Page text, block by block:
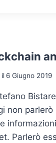
il 6 Giugno 2019
non
Parlerò